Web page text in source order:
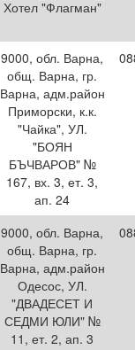
Хотел "Флагман"
9000, обл. Варна,
общ. Варна, гр.
Варна, адм.район
Приморски, к.к.
"Чайка", УЛ.
"БОЯН
БЪЧВАРОВ" №
167, вх. 3, ет. 3,
ап. 24
9000, обл. Варна,
общ. Варна, гр.
Варна, адм.район
Одесос, УЛ.
"ДВАДЕСЕТ И
СЕДМИ ЮЛИ" №
11, ет. 2, ап. 3